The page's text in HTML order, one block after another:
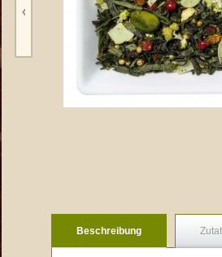
Beschreibung